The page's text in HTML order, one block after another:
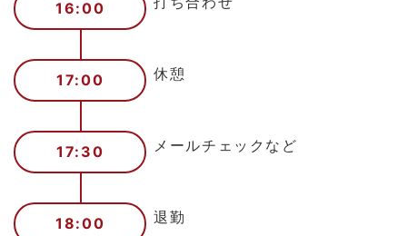
16:00
17:00 休憩
17:30 メールチェックなど
18:00 退勤